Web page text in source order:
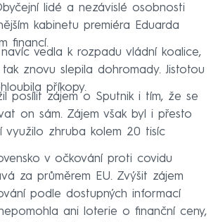
lidé a nezávislé osobnosti
kabinetu premiéra Eduarda
financí.
vedla k rozpadu vládní koalice,
znovu slepila dohromady. Jistotou
příkopy.
posílit zájem o Sputnik i tím, že se
on sám. Zájem však byl i přesto
využilo zhruba kolem 20 tisíc
v očkování proti covidu
za průměrem EU. Zvýšit zájem
podle dostupných informací
ani loterie o finanční ceny,